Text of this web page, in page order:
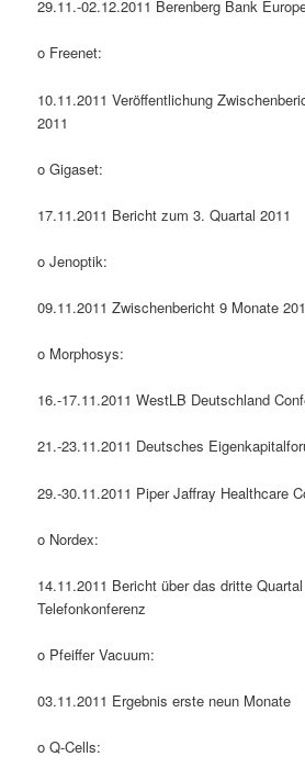
29.11.-02.12.2011 Berenberg Bank
o Freenet:
10.11.2011 Veröffentlichung
2011
o Gigaset:
17.11.2011 Bericht zum 3. Quartal 2011
o Jenoptik:
09.11.2011 Zwischenbericht 9 Monate
o Morphosys:
16.-17.11.2011 WestLB Deutschland
21.-23.11.2011 Deutsches
29.-30.11.2011 Piper Jaffray Healthcare
o Nordex:
14.11.2011 Bericht über das dritte
Telefonkonferenz
o Pfeiffer Vacuum:
03.11.2011 Ergebnis erste neun Monate
o Q-Cells: